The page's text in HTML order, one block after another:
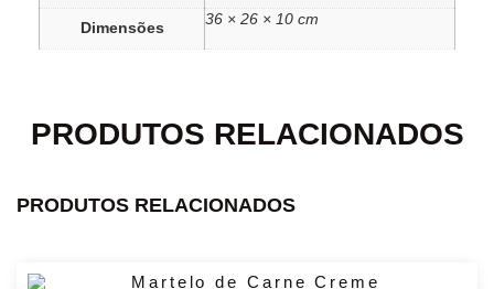
Dimensões
36 × 26 × 10 cm
PRODUTOS RELACIONADOS
PRODUTOS RELACIONADOS